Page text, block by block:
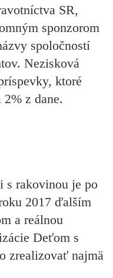
SR,
sponzorom
spoločností
Nezisková
ktoré
z dane.
s rakovinou je po
2017 ďalším
a reálnou
Deťom s
zrealizovať najmä